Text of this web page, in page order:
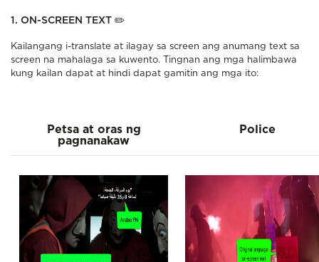
1. ON-SCREEN TEXT ✏️
Kailangang i-translate at ilagay sa screen ang anumang text sa
screen na mahalaga sa kuwento. Tingnan ang mga halimbawa
kung kailan dapat at hindi dapat gamitin ang mga ito:
Petsa at oras ng
pagnanakaw
Police